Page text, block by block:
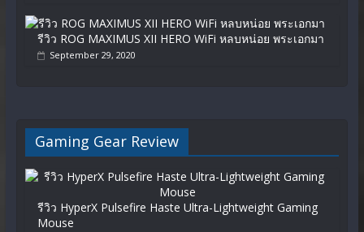
รีวิว ROG MAXIMUS XII HERO WiFi หลบหน่อย พระเอกมา
September 29, 2020
Gaming Gear Review
รีวิว HyperX Pulsefire Haste Ultra-Lightweight Gaming
Mouse